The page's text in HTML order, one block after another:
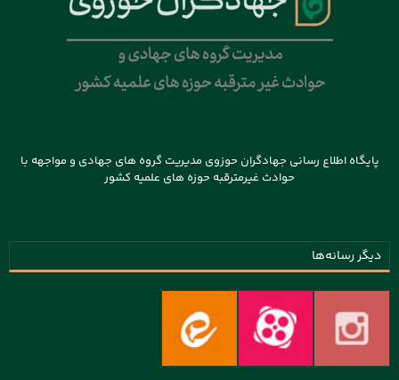
پایگاه اطلاع رسانی جهادگران حوزوی مدیریت گروه های جهادی و مواجهه با
حوادث غیرمترقبه حوزه های علمیه کشور
دیگر رسانه‌ها